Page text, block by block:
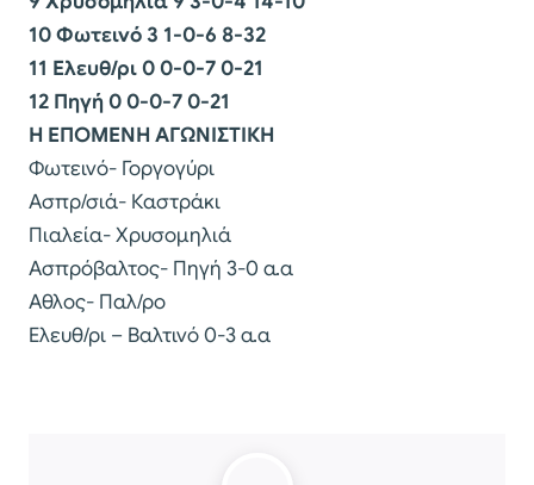
10 Φωτεινό 3 1-0-6 8-32
11 Ελευθ/ρι 0 0-0-7 0-21
12 Πηγή 0 0-0-7 0-21
Η ΕΠΟΜΕΝΗ ΑΓΩΝΙΣΤΙΚΗ
Φωτεινό- Γοργογύρι
Ασπρ/σιά- Καστράκι
Πιαλεία- Χρυσομηλιά
Ασπρόβαλτος- Πηγή 3-0 α.α
Αθλος- Παλ/ρο
Ελευθ/ρι – Βαλτινό 0-3 α.α